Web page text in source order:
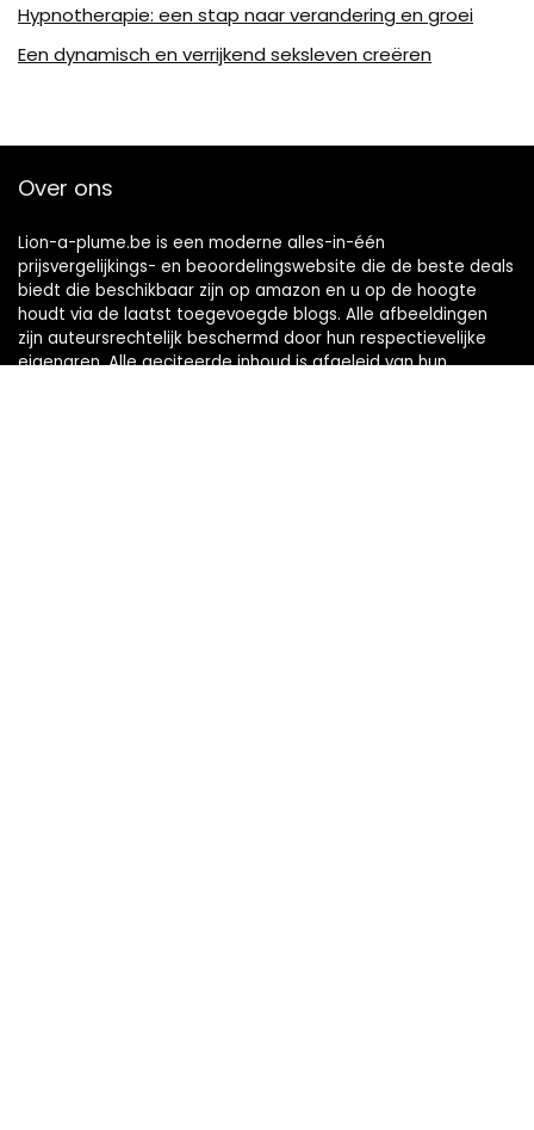
Hypnotherapie: een stap naar verandering en groei
Een dynamisch en verrijkend seksleven creëren
Over ons
Lion-a-plume.be is een moderne alles-in-één
prijsvergelijkings- en beoordelingswebsite die de beste deals
biedt die beschikbaar zijn op amazon en u op de hoogte
houdt via de laatst toegevoegde blogs. Alle afbeeldingen
zijn auteursrechtelijk beschermd door hun respectievelijke
eigenaren. Alle geciteerde inhoud is afgeleid van hun